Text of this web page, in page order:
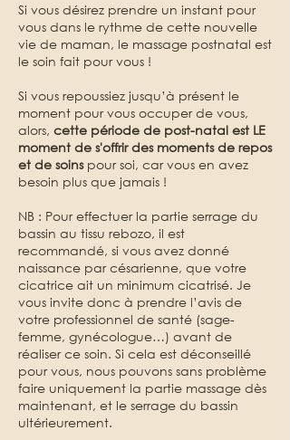
Si vous désirez prendre un instant pour
vous dans le rythme de cette nouvelle
vie de maman, le massage postnatal est
le soin fait pour vous !
Si vous repoussiez jusqu’à présent le
moment pour vous occuper de vous,
alors, cette période de post-natal est LE
moment de s'offrir des moments de repos
et de soinspour soi, car vous en avez
besoin plus que jamais !
NB : Pour effectuer la partie serrage du
bassin au tissu rebozo, il est
recommandé, si vous avez donné
naissance par césarienne, que votre
cicatrice ait un minimum cicatrisé. Je
vous invite donc à prendre l’avis de
votre professionnel de santé (sage-
femme, gynécologue…) avant de
réaliser ce soin. Si cela est déconseillé
pour vous, nous pouvons sans problème
faire uniquement la partie massage dès
maintenant, et le serrage du bassin
ultérieurement.